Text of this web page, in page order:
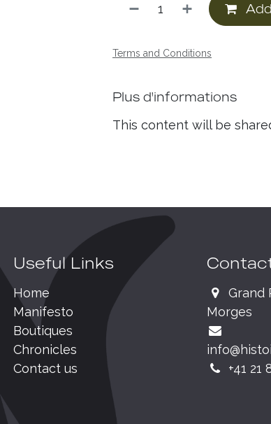
Terms and Conditions
Plus d'informations
This content will be
Useful Links
Home
Manifesto
Boutiques
Chronicles
Contact us
Grand
Morges
+41 21